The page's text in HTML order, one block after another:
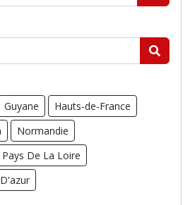
Guyane
Hauts-de-France
Normandie
Pays De La Loire